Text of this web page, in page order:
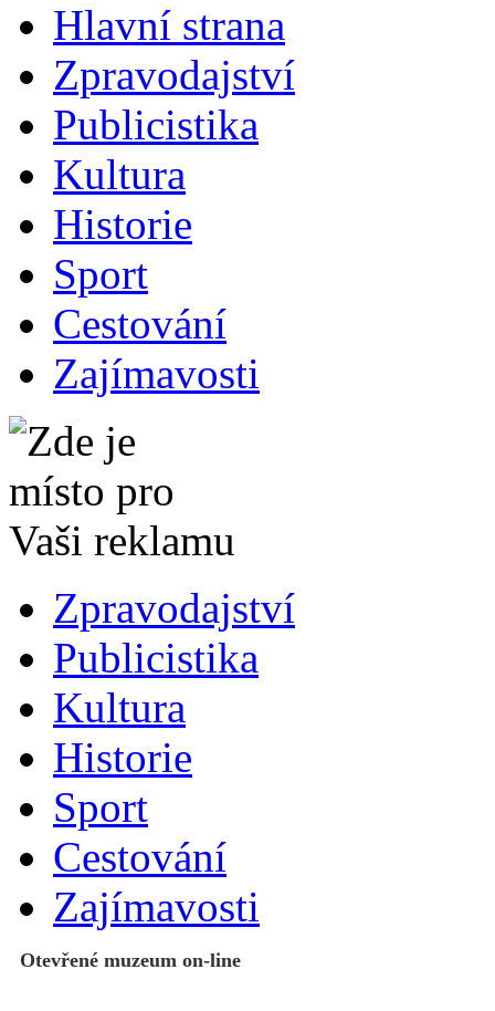
Hlavní strana
Zpravodajství
Publicistika
Kultura
Historie
Sport
Cestování
Zajímavosti
Zpravodajství
Publicistika
Kultura
Historie
Sport
Cestování
Zajímavosti
Otevřené muzeum on-line